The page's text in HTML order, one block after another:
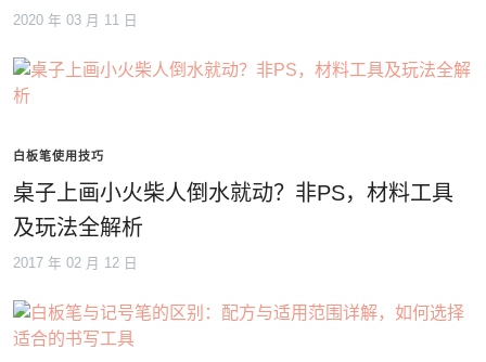
2020 年 03 月 11 日
白板笔使用技巧
桌子上画小火柴人倒水就动？非PS，材料工具
及玩法全解析
2017 年 02 月 12 日